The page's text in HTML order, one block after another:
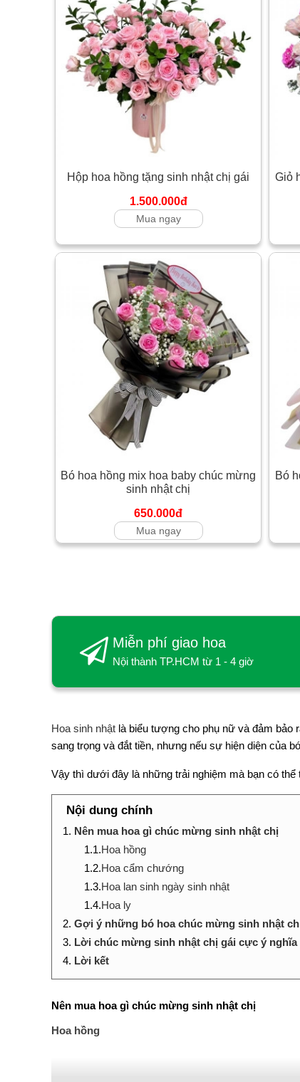
Hộp hoa hồng tặng sinh nhật chị gái
1.500.000đ
Mua ngay
Giỏ
Bó hoa hồng mix hoa baby chúc mừng
sinh nhật chị
650.000đ
Mua ngay
Bó
Miễn phí giao hoa
Nội thành TP.HCM từ 1 - 4 giờ
Hoa sinh nhật là biểu tượng cho phụ nữ và đảm bảo
sang trọng và đắt tiền, nhưng nếu sự hiện diện của
Vậy thì dưới đây là những trải nghiệm mà bạn có
Nội dung chính
1. Nên mua hoa gì chúc mừng sinh nhật chị
1.1.Hoa hồng
1.2.Hoa cẩm chướng
1.3.Hoa lan sinh ngày sinh nhật
1.4.Hoa ly
2. Gợi ý những bó hoa chúc mừng sinh nhật
3. Lời chúc mừng sinh nhật chị gái cực ý nghĩa
4. Lời kết
Nên mua hoa gì chúc mừng sinh nhật chị
Hoa hồng